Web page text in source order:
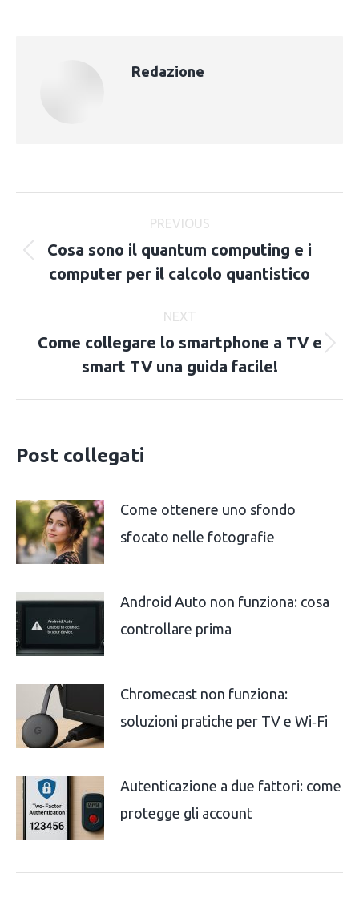
Redazione
navigation
PREVIOUS
Cosa sono il quantum computing e i
computer per il calcolo quantistico
NEXT
Come collegare lo smartphone a TV e
smart TV una guida facile!
Post collegati
Come ottenere uno sfondo
sfocato nelle fotografie
Android Auto non funziona: cosa
controllare prima
Chromecast non funziona:
soluzioni pratiche per TV e Wi‑Fi
Autenticazione a due fattori: come
protegge gli account